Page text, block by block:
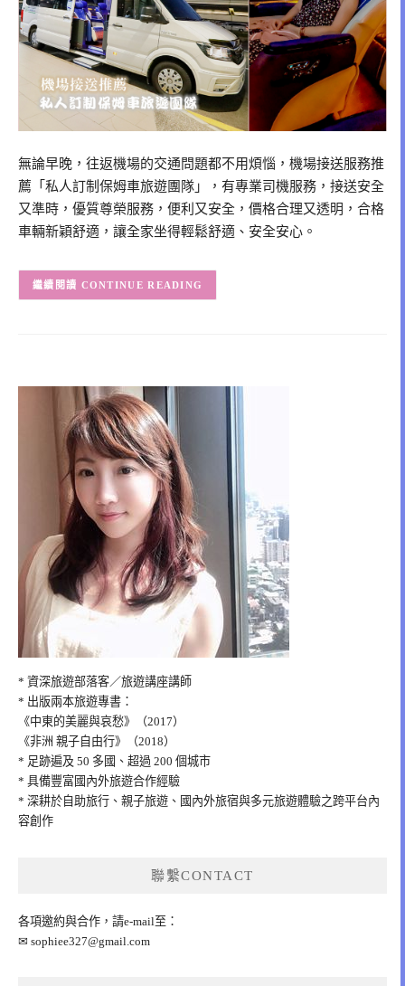
無論早晚，往返機場的交通問題都不用煩惱，機場接送服務推
薦「私人訂制保姆車旅遊團隊」，有專業司機服務，接送安全
又準時，優質尊榮服務，便利又安全，價格合理又透明，合格
車輛新穎舒適，讓全家坐得輕鬆舒適、安全安心。
CONTINUE READING
* 資深旅遊部落客／旅遊講座講師
* 出版兩本旅遊專書：
《中東的美麗與哀愁》（2017）
《非洲 親子自由行》（2018）
* 足跡遍及 50 多國、超過 200 個城市
* 具備豐富國內外旅遊合作經驗
* 深耕於自助旅行、親子旅遊、國內外旅宿與多元旅遊體驗之跨平台內
容創作
聯繫CONTACT
各項邀約與合作，請e-mail至：
✉ sophiee327@gmail.com